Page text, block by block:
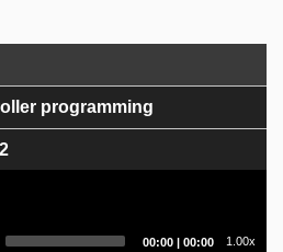
programming
Non-Pictures
Current
00:00 | Total
00:00 1.00x